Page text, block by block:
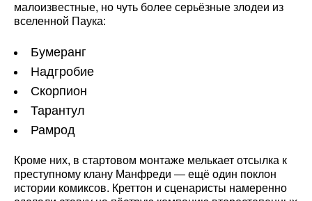
малоизвестные, но чуть более серьёзные злодеи из
вселенной Паука:
Бумеранг
Надгробие
Скорпион
Тарантул
Рамрод
Кроме них, в стартовом монтаже мелькает отсылка к
преступному клану Манфреди — ещё один поклон
истории комиксов. Креттон и сценаристы намеренно